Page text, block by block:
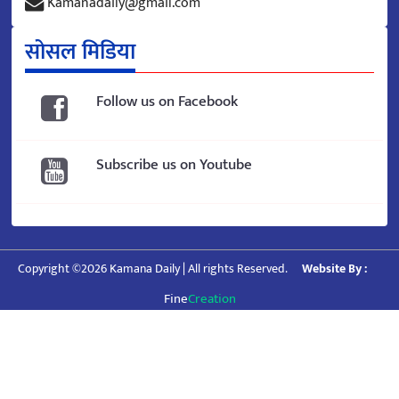
सोसल मिडिया
Follow us on Facebook
Subscribe us on Youtube
Copyright ©2026 Kamana Daily | All rights Reserved. Website By :
FineCreation